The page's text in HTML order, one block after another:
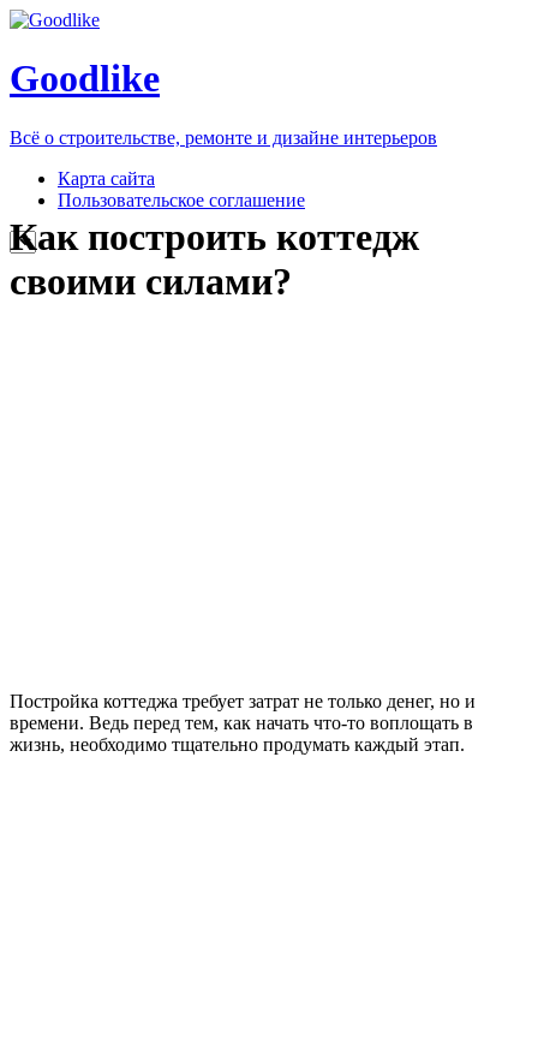
Goodlike
Всё о строительстве, ремонте и дизайне интерьеров
Карта сайта
Пользовательское соглашение
Как построить коттедж
своими силами?
Постройка коттеджа требует затрат не только денег, но и
времени. Ведь перед тем, как начать что-то воплощать в
жизнь, необходимо тщательно продумать каждый этап.